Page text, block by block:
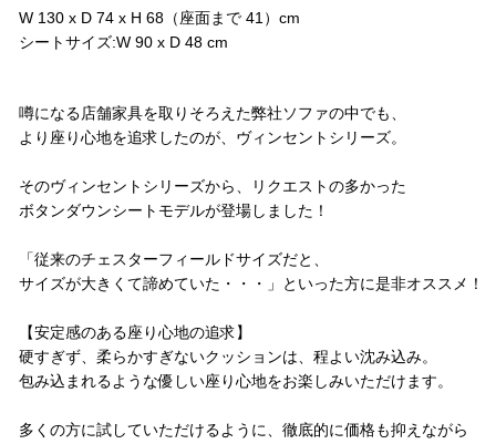
W 130 x D 74 x H 68（座面まで 41）cm
シートサイズ:W 90 x D 48 cm
噂になる店舗家具を取りそろえた弊社ソファの中でも、
より座り心地を追求したのが、ヴィンセントシリーズ。
そのヴィンセントシリーズから、リクエストの多かった
ボタンダウンシートモデルが登場しました！
「従来のチェスターフィールドサイズだと、
サイズが大きくて諦めていた・・・」といった方に是非オススメ！
【安定感のある座り心地の追求】
硬すぎず、柔らかすぎないクッションは、程よい沈み込み。
包み込まれるような優しい座り心地をお楽しみいただけます。
多くの方に試していただけるように、徹底的に価格も抑えながら